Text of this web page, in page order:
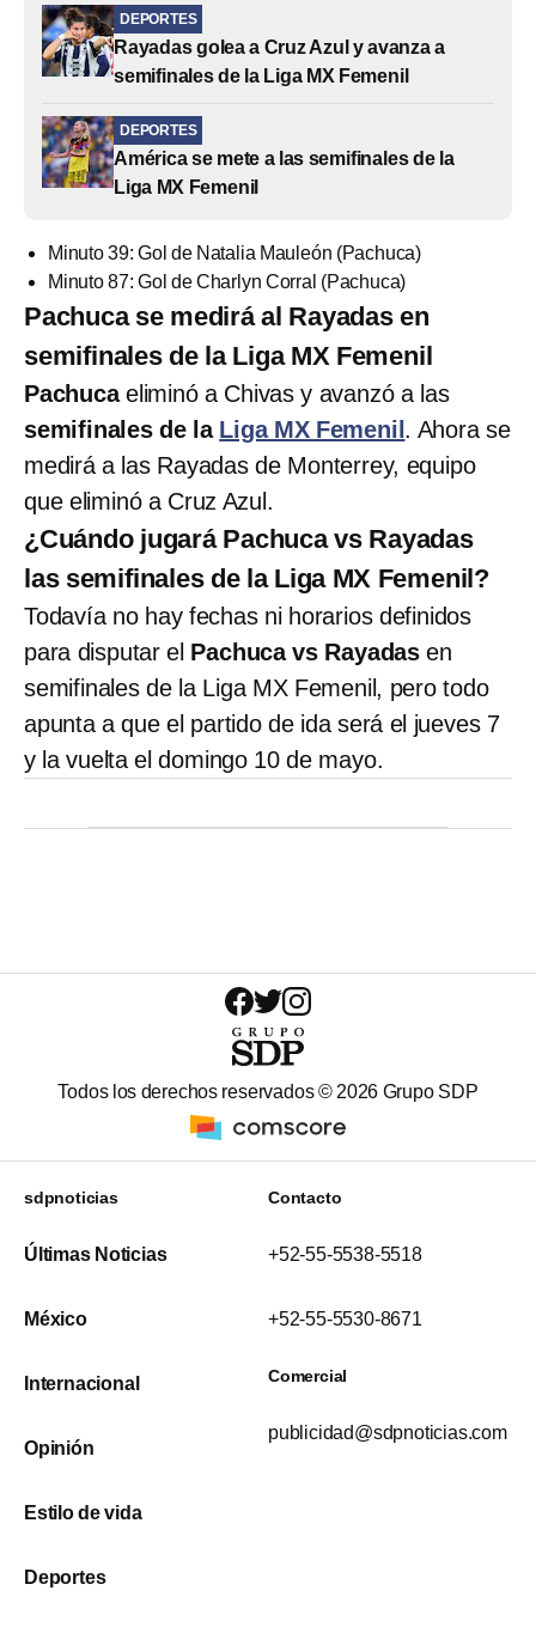
DEPORTES
Rayadas golea a Cruz Azul y avanza a
semifinales de la Liga MX Femenil
DEPORTES
América se mete a las semifinales de la
Liga MX Femenil
Minuto 39: Gol de Natalia Mauleón (Pachuca)
Minuto 87: Gol de Charlyn Corral (Pachuca)
Pachuca se medirá al Rayadas en
semifinales de la Liga MX Femenil
Pachucaeliminó a Chivas y avanzó a las
semifinales de la Liga MX Femenil . Ahora se
medirá a las Rayadas de Monterrey, equipo
que eliminó a Cruz Azul.
¿Cuándo jugará Pachuca vs Rayadas
las semifinales de la Liga MX Femenil?
Todavía no hay fechas ni horarios definidos
para disputar el Pachuca vs Rayadas en
semifinales de la Liga MX Femenil, pero todo
apunta a que el partido de ida será el jueves 7
y la vuelta el domingo 10 de mayo.
Todos los derechos reservados © 2026 Grupo SDP
sdpnoticias
Últimas Noticias
México
Internacional
Opinión
Estilo de vida
Deportes
Contacto
+52-55-5538-5518
+52-55-5530-8671
Comercial
publicidad@sdpnoticias.com